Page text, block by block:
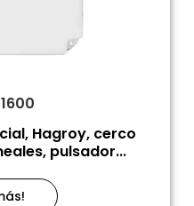
Hagroy, cerco
pulsador...